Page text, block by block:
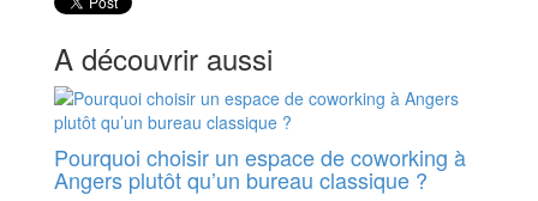
A découvrir aussi
Pourquoi choisir un espace de coworking à
Angers plutôt qu’un bureau classique ?